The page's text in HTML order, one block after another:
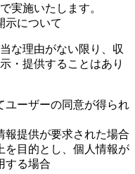
実施いたします。
示について
な理由がない限り、収
・提供することはあり
ユーザーの同意が得られ
報提供が要求された場合
を目的とし、個人情報が
する場合